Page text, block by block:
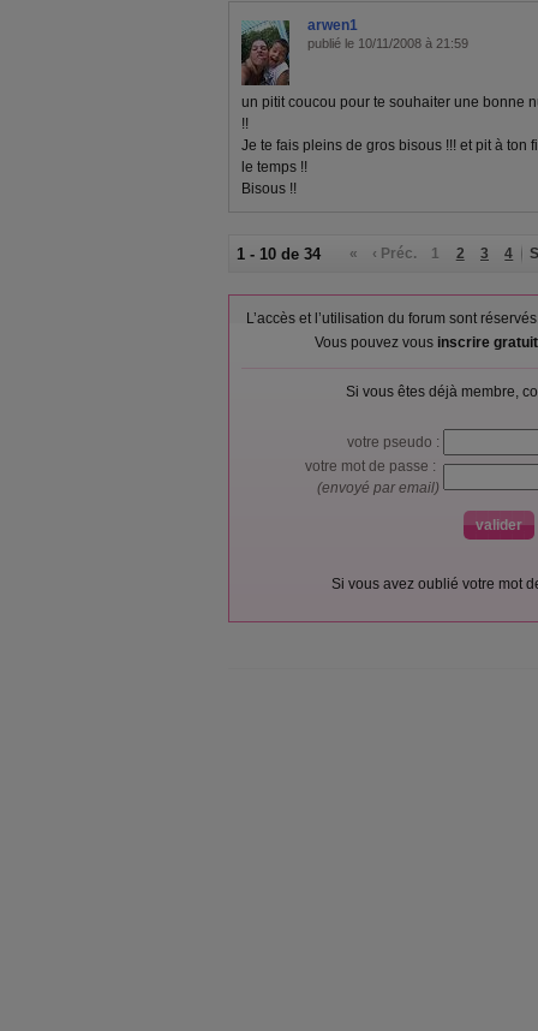
arwen1
publié le 10/11/2008 à 21:59
un pitit coucou pour te souhaiter une bonne
!!
Je te fais pleins de gros bisous !!! et pit à ton
le temps !!
Bisous !!
1 - 10 de 34 « ‹ Préc. 1 2 3 4
L’accès et l’utilisation du forum sont
Vous pouvez vous inscrire
Si vous êtes déjà membre,
votre pseudo :
votre mot de passe :
(envoyé par email)
Si vous avez oublié votre mot